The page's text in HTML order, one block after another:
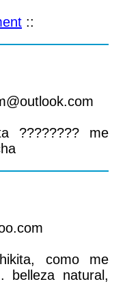
::
???????? me
como me
belleza natural,